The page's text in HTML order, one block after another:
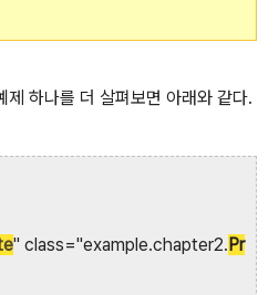
제 하나를 더 살펴보면 아래와 같다.
" class="example.chapter2.Pr